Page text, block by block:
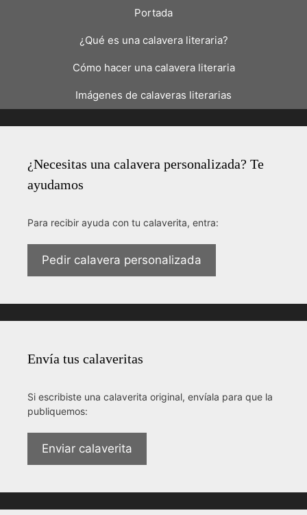
Portada
¿Qué es una calavera literaria?
Cómo hacer una calavera literaria
Imágenes de calaveras literarias
¿Necesitas una calavera personalizada? Te
ayudamos
Para recibir ayuda con tu calaverita, entra:
Pedir calavera personalizada
Envía tus calaveritas
Si escribiste una calaverita original, envíala para que la
publiquemos:
Enviar calaverita